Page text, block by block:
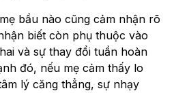
bầu nào cũng cảm nhận rõ
biết còn phụ thuộc vào
và sự thay đổi tuần hoàn
đó, nếu mẹ cảm thấy lo
lý căng thẳng, sự nhạy